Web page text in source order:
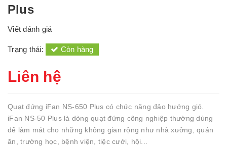
Plus
Viết đánh giá
Trạng thái: Còn hàng
Liên hệ
Quạt đứng iFan NS-650 Plus có chức năng đảo hướng gió.
iFan NS-50 Plus là dòng quạt đứng công nghiệp thường dùng
để làm mát cho những không gian rộng như nhà xưởng, quán
ăn, trường học, bệnh viện, tiệc cưới, hội...